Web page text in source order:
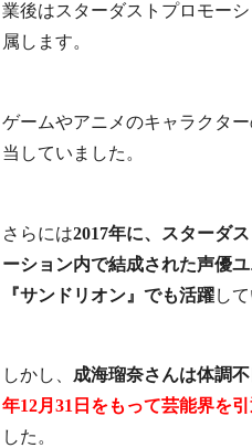
業後はスターダストプロモー
属します。
ゲームやアニメのキャラクタ
当していました。
さらには2017年に、スターダ
ーション内で結成された声優ユ
『サンドリオン』でも活躍し
しかし、 成海瑠奈さんは体調
年12月31日をもって芸能界を
した。